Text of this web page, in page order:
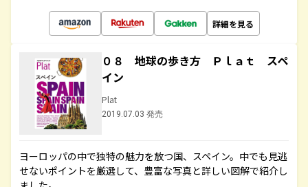
詳細を見る
０８ 地球の歩き方 Ｐｌａｔ スペ
イン
Plat
2019.07.03 発売
ヨーロッパの中で独特の魅力を放つ国、スペイン。中でも見逃
せないポイントを厳選して、豊富な写真と詳しい図解で紹介し